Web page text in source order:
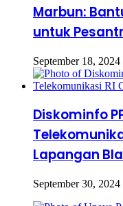
Marbun:
untuk
September 18, 2024
Diskominfo
Lapangan
September 30, 2024